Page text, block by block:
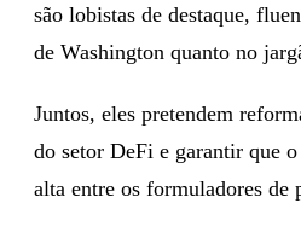
são lobistas de destaque,
de Washington quanto no
Juntos, eles pretendem
do setor DeFi e garantir que
alta entre os formuladores de